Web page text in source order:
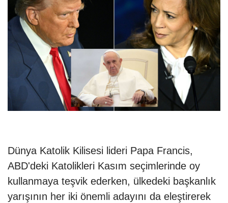
Dünya Katolik Kilisesi lideri Papa Francis,
ABD'deki Katolikleri Kasım seçimlerinde oy
kullanmaya teşvik ederken, ülkedeki başkanlık
yarışının her iki önemli adayını da eleştirerek